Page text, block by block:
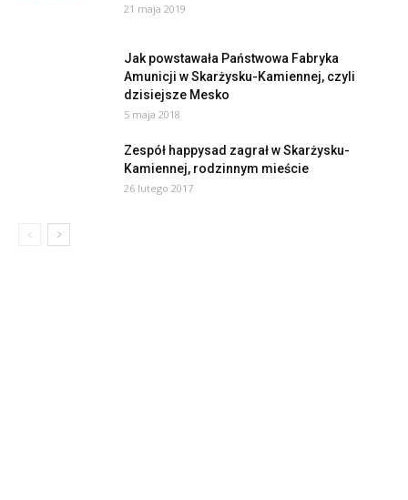
21 maja 2019
Jak powstawała Państwowa Fabryka
Amunicji w Skarżysku-Kamiennej, czyli
dzisiejsze Mesko
5 maja 2018
Zespół happysad zagrał w Skarżysku-
Kamiennej, rodzinnym mieście
26 lutego 2017